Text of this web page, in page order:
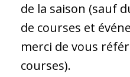
de la saison (sauf
de courses et
merci de vous
courses).